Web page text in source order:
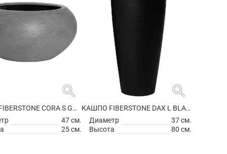
search
КАШПО FIBERSTONE CORA S GREY
47 см.
25 см.
search
КАШПО FIBERSTONE DAX L BLACK
Диаметр
37 см.
Высота
80 см.